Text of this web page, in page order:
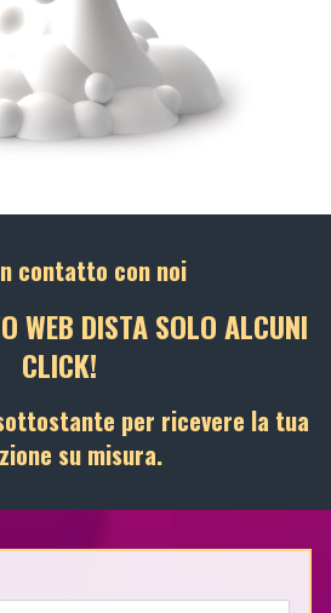
contatto con noi
WEB DISTA SOLO ALCUNI
CLICK!
per ricevere la tua
su misura.